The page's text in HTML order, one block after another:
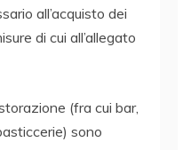
all’acquisto dei
di cui all’allegato
(fra cui bar,
sono